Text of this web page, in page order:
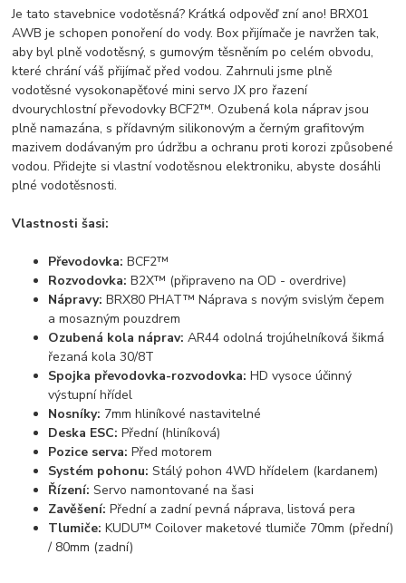
Je tato stavebnice vodotěsná? Krátká odpověď zní ano! BRX01
AWB je schopen ponoření do vody. Box přijímače je navržen tak,
aby byl plně vodotěsný, s gumovým těsněním po celém obvodu,
které chrání váš přijímač před vodou. Zahrnuli jsme plně
vodotěsné vysokonapěťové mini servo JX pro řazení
dvourychlostní převodovky BCF2™. Ozubená kola náprav jsou
plně namazána, s přídavným silikonovým a černým grafitovým
mazivem dodávaným pro údržbu a ochranu proti korozi způsobené
vodou. Přidejte si vlastní vodotěsnou elektroniku, abyste dosáhli
plné vodotěsnosti.
Vlastnosti šasi:
Převodovka: BCF2™
Rozvodovka: B2X™ (připraveno na OD - overdrive)
Nápravy: BRX80 PHAT™ Náprava s novým svislým čepem
a mosazným pouzdrem
Ozubená kola náprav: AR44 odolná trojúhelníková šikmá
řezaná kola 30/8T
Spojka převodovka-rozvodovka: HD vysoce účinný
výstupní hřídel
Nosníky: 7mm hliníkové nastavitelné
Deska ESC: Přední (hliníková)
Pozice serva: Před motorem
Systém pohonu: Stálý pohon 4WD hřídelem (kardanem)
Řízení: Servo namontované na šasi
Zavěšení: Přední a zadní pevná náprava, listová pera
Tlumiče: KUDU™ Coilover maketové tlumiče 70mm (přední)
/ 80mm (zadní)